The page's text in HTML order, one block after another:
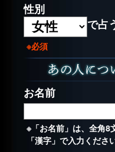
性別
で占
※必須
お名前
※「お名前」は、全角8
「漢字」で入力ください